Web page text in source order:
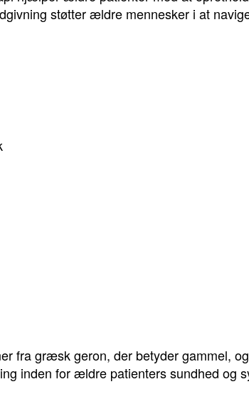
støtter ældre mennesker i at
fra græsk geron, der betyder gammel,
inden for ældre patienters sundhed og